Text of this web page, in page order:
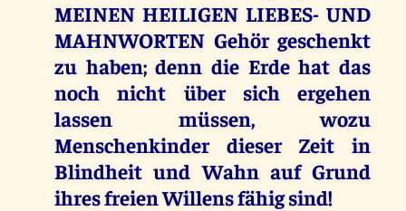
MEINEN HEILIGEN LIEBES- UND
MAHNWORTEN Gehör geschenkt
zu haben; denn die Erde hat das
noch nicht über sich ergehen
lassen müssen, wozu
Menschenkinder dieser Zeit in
Blindheit und Wahn auf Grund
ihres freien Willens fähig sind!